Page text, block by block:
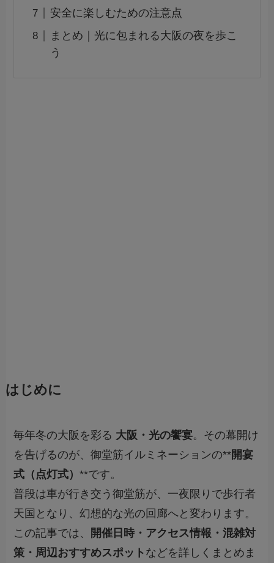
安全に楽しむための注意点
まとめ｜光に包まれる大阪の夜を歩こ
う
はじめに
毎年冬の大阪を彩る 大阪・光の饗宴。その幕開け
を告げるのが、御堂筋イルミネーションの**開宴
式（点灯式）**です。
普段は車が行き交う御堂筋が、一夜限りで歩行者
天国となり、幻想的な光の回廊へと変わります。
この記事では、
開催日時・アクセス情報・混雑対
策・周辺おすすめスポット などを詳しくまとめま